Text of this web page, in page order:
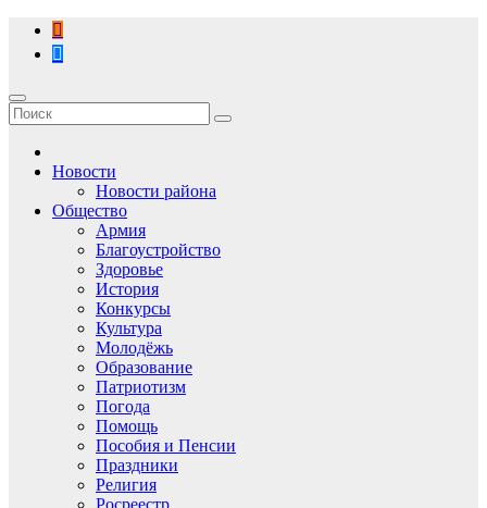
Перейти
содержимому
Новости
Новости района
Общество
Армия
Благоустройство
Здоровье
История
Конкурсы
Культура
Молодёжь
Образование
Патриотизм
Погода
Помощь
Пособия и Пенсии
Праздники
Религия
Росреестр